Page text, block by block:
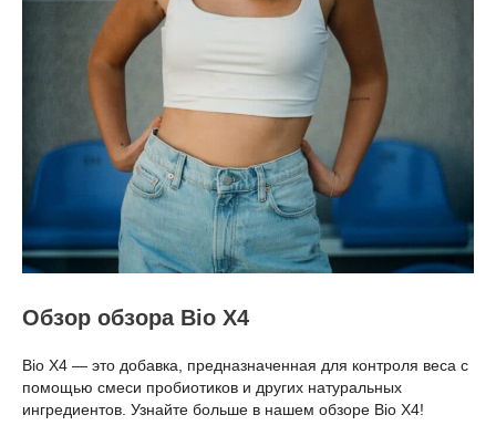
Обзор обзора Bio X4
Bio X4 — это добавка, предназначенная для контроля веса с
помощью смеси пробиотиков и других натуральных
ингредиентов. Узнайте больше в нашем обзоре Bio X4!